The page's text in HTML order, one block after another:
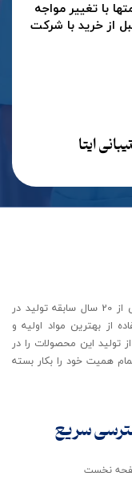
ایتا
با تغییر مواجه
از خرید با شرکت
شرکت تجهیزات توانبخشی رهاورد مهر ایرانیان با بیش از 20 سال سابقه تولید در
از بهترین مواد اولیه و
تولید این محصولات را در
همیت خود را بکار بسته
نخست
سریع